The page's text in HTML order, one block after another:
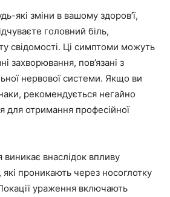
які зміни в вашому здоров’ї,
головний біль,
свідомості. Ці симптоми можуть
захворювання, пов’язані з
нервової системи. Якщо ви
рекомендується негайно
для отримання професійної
внаслідок впливу
які проникають через носоглотку
ураження включають